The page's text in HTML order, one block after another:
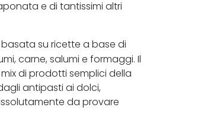
e di tantissimi altri
su ricette a base di
carne, salumi e formaggi. Il
di prodotti semplici della
antipasti ai dolci,
da provare